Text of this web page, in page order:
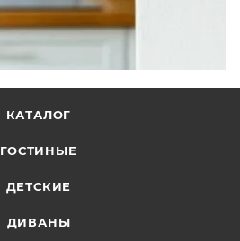
КАТАЛОГ
ГОСТИНЫЕ
ДЕТСКИЕ
ДИВАНЫ